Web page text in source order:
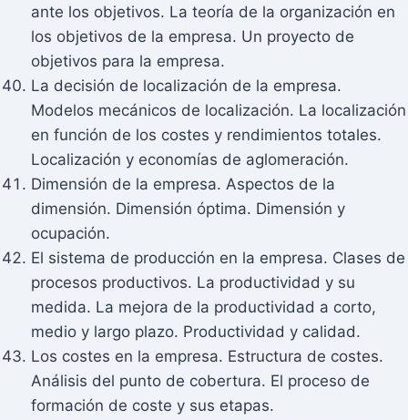
ante los objetivos. La teoría de la organización en
los objetivos de la empresa. Un proyecto de
objetivos para la empresa.
La decisión de localización de la empresa.
Modelos mecánicos de localización. La localización
en función de los costes y rendimientos totales.
Localización y economías de aglomeración.
Dimensión de la empresa. Aspectos de la
dimensión. Dimensión óptima. Dimensión y
ocupación.
El sistema de producción en la empresa. Clases de
procesos productivos. La productividad y su
medida. La mejora de la productividad a corto,
medio y largo plazo. Productividad y calidad.
Los costes en la empresa. Estructura de costes.
Análisis del punto de cobertura. El proceso de
formación de coste y sus etapas.